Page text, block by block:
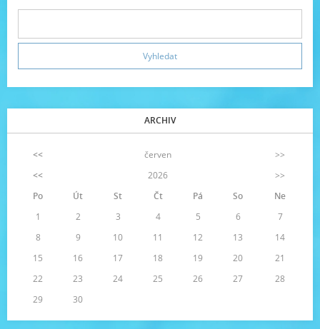
ARCHIV
<< červen
>>
<<
2026
>>
Po
Út St Čt Pá So
Ne
1
2 3 4 5 6
7
8
9 10 11 12 13
14
15
16 17 18 19 20
21
22
23 24 25 26 27
28
29
30